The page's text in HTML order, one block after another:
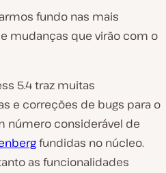
fundo nas mais
mudanças que virão com o
5.4 traz muitas
e correções de bugs para o
número considerável de
fundidas no núcleo.
as funcionalidades